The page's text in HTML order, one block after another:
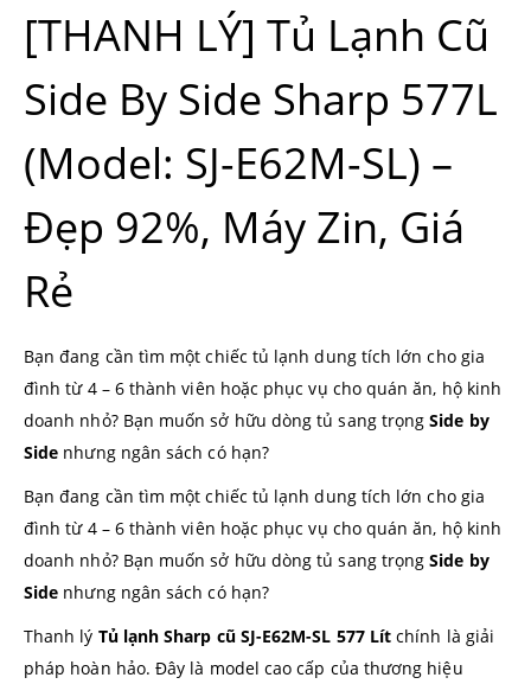
[THANH LÝ] Tủ Lạnh Cũ
Side By Side Sharp 577L
(Model: SJ-E62M-SL) –
Đẹp 92%, Máy Zin, Giá
Rẻ
Bạn đang cần tìm một chiếc tủ lạnh dung tích lớn cho gia
đình từ 4 – 6 thành viên hoặc phục vụ cho quán ăn, hộ kinh
doanh nhỏ? Bạn muốn sở hữu dòng tủ sang trọngSide by
Side nhưng ngân sách có hạn?
Bạn đang cần tìm một chiếc tủ lạnh dung tích lớn cho gia
đình từ 4 – 6 thành viên hoặc phục vụ cho quán ăn, hộ kinh
doanh nhỏ? Bạn muốn sở hữu dòng tủ sang trọngSide by
Side nhưng ngân sách có hạn?
Thanh lý Tủ lạnh Sharp cũ SJ-E62M-SL 577 Lít chính là giải
pháp hoàn hảo. Đây là model cao cấp của thương hiệu